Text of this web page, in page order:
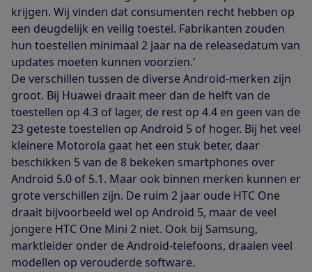
krijgen. Wij vinden dat consumenten recht hebben op
een deugdelijk en veilig toestel. Fabrikanten zouden
hun toestellen minimaal 2 jaar na de releasedatum van
updates moeten kunnen voorzien.'
De verschillen tussen de diverse Android-merken zijn
groot. Bij Huawei draait meer dan de helft van de
toestellen op 4.3 of lager, de rest op 4.4 en geen van de
23 geteste toestellen op Android 5 of hoger. Bij het veel
kleinere Motorola gaat het een stuk beter, daar
beschikken 5 van de 8 bekeken smartphones over
Android 5.0 of 5.1. Maar ook binnen merken kunnen er
grote verschillen zijn. De ruim 2 jaar oude HTC One
draait bijvoorbeeld wel op Android 5, maar de veel
jongere HTC One Mini 2 niet. Ook bij Samsung,
marktleider onder de Android-telefoons, draaien veel
modellen op verouderde software.